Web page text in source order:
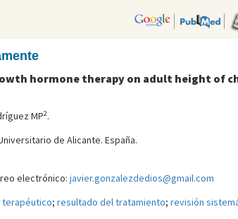
hormone therapy on adult height
MP2.
de Alicante. España.
electrónico: javier.gonzalezdedios@gmail.com
terapéutico; resultado del tratamiento; revisión